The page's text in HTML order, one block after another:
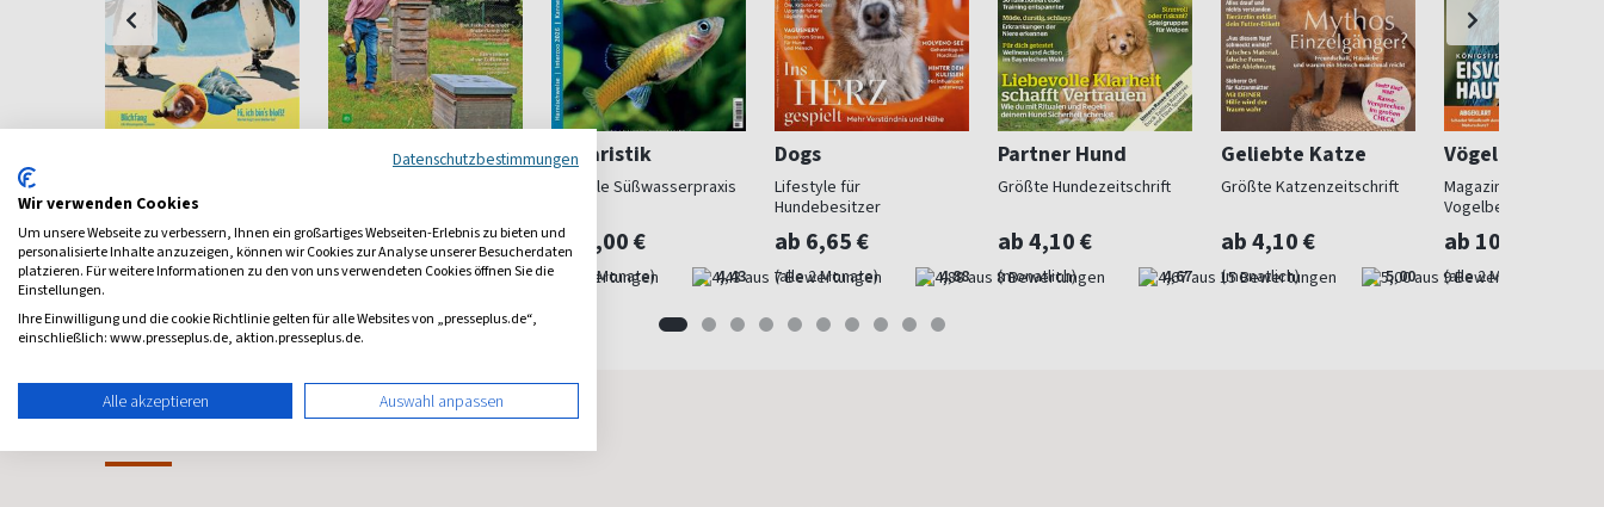
4,00
ab 5,40 €
(monatlich) 4,88
Deutsches
ab 5,58 €
(monatlich) 4,00
Aquaristik
Aktuelle Süßwasserpraxis
ab 8,00 €
(alle 2 Monate) 4,43
Dogs
Lifestyle für
Hundebesitzer
ab 6,65 €
(alle 2 Monate) 4,88
Partner Hund
Größte Hundezeitschrift
ab 4,10 €
(monatlich) 4,67
Geliebte Katze
Größte Katzenzeitschrift
ab 4,10 €
(monatlich) 5,00
Vögel
Magazin für
Vogelbeobachtung
ab 10,33 €
(alle 2 Monate)
Datenschutzbestimmungen
Wir verwenden Cookies
Um unsere Webseite zu verbessern, Ihnen ein großartiges Webseiten-Erlebnis zu bieten und
personalisierte Inhalte anzuzeigen, können wir Cookies zur Analyse unserer Besucherdaten
platzieren. Für weitere Informationen zu den von uns verwendeten Cookies öffnen Sie die
Einstellungen.
Ihre Einwilligung und die cookie Richtlinie gelten für alle Websites von „presseplus.de“,
einschließlich: www.presseplus.de, aktion.presseplus.de.
Alle akzeptieren Auswahl anpassen